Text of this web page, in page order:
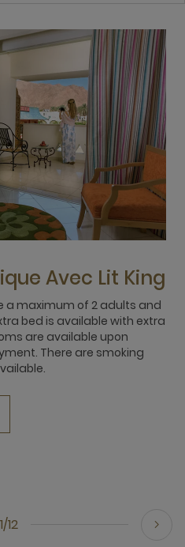
1/12
Avec Lit King
maximum of 2 adults and
bed is available with extra
are available upon
There are smoking